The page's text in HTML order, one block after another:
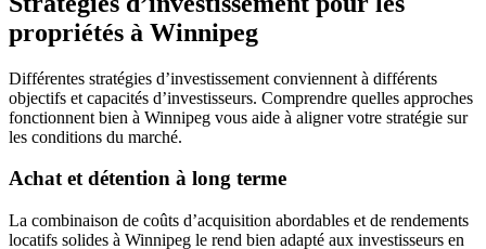
propriétés à Winnipeg
Différentes stratégies d’investissement conviennent à différents
objectifs et capacités d’investisseurs. Comprendre quelles approches
fonctionnent bien à Winnipeg vous aide à aligner votre stratégie sur
les conditions du marché.
Achat et détention à long terme
La combinaison de coûts d’acquisition abordables et de rendements
locatifs solides à Winnipeg le rend bien adapté aux investisseurs en